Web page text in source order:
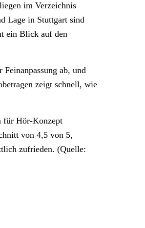
im Verzeichnis
Lage in Stuttgart sind
ein Blick auf den
ab, und
zeigt schnell, wie
für Hör-Konzept
von 4,5 von 5,
zufrieden. (Quelle: